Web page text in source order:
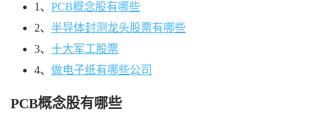
1、 PCB概念股有哪些
2、 半导体封测龙头股票有哪些
3、 十大军工股票
4、 做电子纸有哪些公司
PCB概念股有哪些